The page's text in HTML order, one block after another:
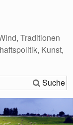
Traditionen
Kunst,
Suche